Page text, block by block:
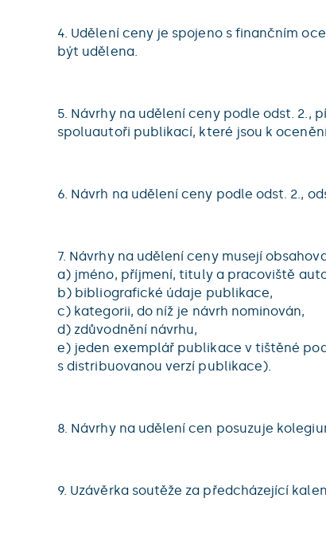
4. Udělení ceny je spojeno s finančním
být udělena.
5. Návrhy na udělení ceny podle odst.
spoluautoři publikací, které jsou k
6. Návrh na udělení ceny podle odst. 2.,
7. Návrhy na udělení ceny musejí
a) jméno, příjmení, tituly a pracoviště
b) bibliografické údaje publikace,
c) kategorii, do níž je návrh nominován,
d) zdůvodnění návrhu,
e) jeden exemplář publikace v tištěné
s distribuovanou verzí publikace).
8. Návrhy na udělení cen posuzuje
9. Uzávěrka soutěže za předcházející